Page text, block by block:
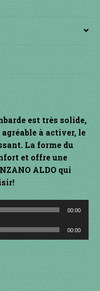
est très solide,
à activer, le
La forme du
et offre une
ALDO qui
00:00
00:00